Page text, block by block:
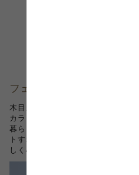
フェミニンで女性らしい
木目が映えるナチュラルの天板に
カラー。 女の子なら誰でも一度
暮らしのお部屋でも楽しめ、お気
トすれば思わず「かわいい！」と
しく心地よい空間を演出してくれ